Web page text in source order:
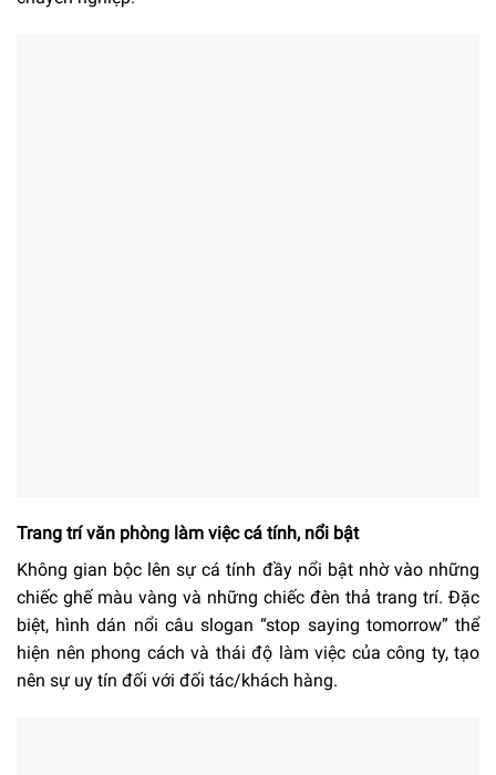
Trang trí văn phòng làm việc cá tính, nổi bật
Không gian bộc lên sự cá tính đầy nổi bật nhờ vào những
chiếc ghế màu vàng và những chiếc đèn thả trang trí. Đặc
biệt, hình dán nổi câu slogan “stop saying tomorrow” thể
hiện nên phong cách và thái độ làm việc của công ty, tạo
nên sự uy tín đối với đối tác/khách hàng.